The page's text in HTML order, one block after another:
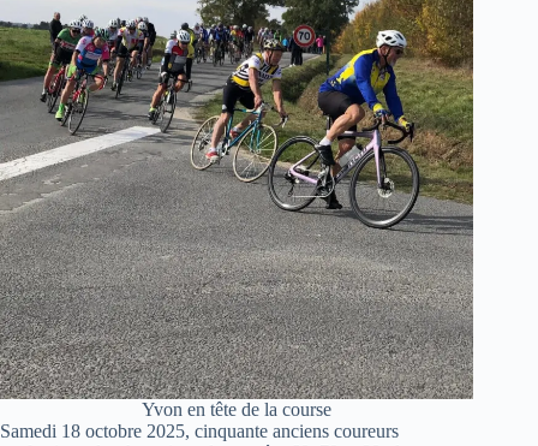
Yvon en tête de la course
Samedi 18 octobre 2025, cinquante anciens coureurs